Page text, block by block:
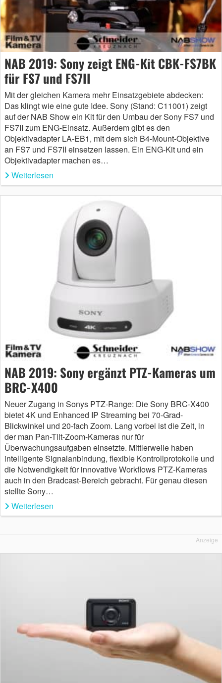
NAB 2019: Sony zeigt ENG-Kit CBK-FS7BK
für FS7 und FS7II
Mit der gleichen Kamera mehr Einsatzgebiete abdecken:
Das klingt wie eine gute Idee. Sony (Stand: C11001) zeigt
auf der NAB Show ein Kit für den Umbau der Sony FS7 und
FS7II zum ENG-Einsatz. Außerdem gibt es den
Objektivadapter LA-EB1, mit dem sich B4-Mount-Objektive
an FS7 und FS7II einsetzen lassen. Ein ENG-Kit und ein
Objektivadapter machen es…
Weiterlesen
NAB 2019: Sony ergänzt PTZ-Kameras um
BRC-X400
Neuer Zugang in Sonys PTZ-Range: Die Sony BRC-X400
bietet 4K und Enhanced IP Streaming bei 70-Grad-
Blickwinkel und 20-fach Zoom. Lang vorbei ist die Zeit, in
der man Pan-Tilt-Zoom-Kameras nur für
Überwachungsaufgaben einsetzte. Mittlerweile haben
intelligente Signalanbindung, flexible Kontrollprotokolle und
die Notwendigkeit für innovative Workflows PTZ-Kameras
auch in den Bradcast-Bereich gebracht. Für genau diesen
stellte Sony…
Weiterlesen
Anzeige